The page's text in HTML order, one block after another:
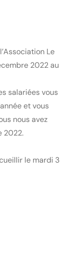
Le
2022 au
salariées vous
et vous
nous avez
2022.
le mardi 3